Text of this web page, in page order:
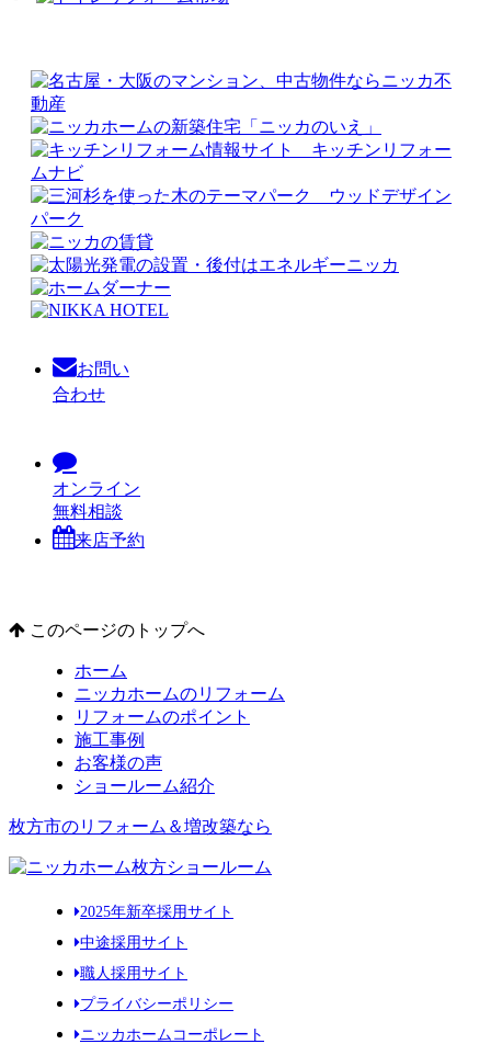
お問い
合わせ
オンライン
無料相談
来店予約
このページのトップへ
ホーム
ニッカホームのリフォーム
リフォームのポイント
施工事例
お客様の声
ショールーム紹介
枚方市のリフォーム＆増改築なら
2025年新卒採用サイト
中途採用サイト
職人採用サイト
プライバシーポリシー
ニッカホームコーポレート